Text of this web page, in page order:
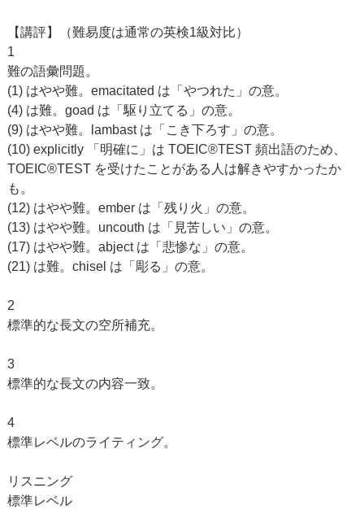
【講評】（難易度は通常の英検1級対比）
1
難の語彙問題。
(1) はやや難。emacitated は「やつれた」の意。
(4) は難。goad は「駆り立てる」の意。
(9) はやや難。lambast は「こき下ろす」の意。
(10) explicitly 「明確に」は TOEIC®TEST 頻出語のため、
TOEIC®TEST を受けたことがある人は解きやすかったか
も。
(12) はやや難。ember は「残り火」の意。
(13) はやや難。uncouth は「見苦しい」の意。
(17) はやや難。abject は「悲惨な」の意。
(21) は難。chisel は「彫る」の意。
2
標準的な長文の空所補充。
3
標準的な長文の内容一致。
4
標準レベルのライティング。
リスニング
標準レベル